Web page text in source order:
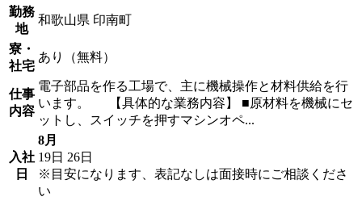
勤務
地
和歌山県 印南町
寮・
社宅
あり（無料）
仕事
内容
電子部品を作る工場で、主に機械操作と材料供給を行
います。 【具体的な業務内容】 ■原材料を機械にセ
ットし、スイッチを押すマシンオペ...
入社
日
8月
19日 26日
※目安になります、表記なしは面接時にご相談くださ
い